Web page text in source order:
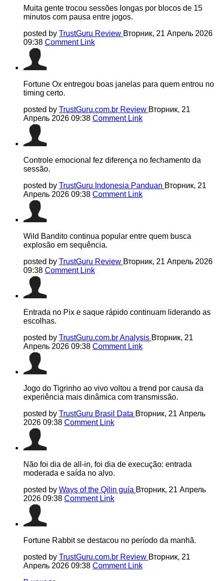
Muita gente trocou sessões longas por blocos de 15
minutos com pausa entre jogos.
posted by TrustGuru Review Вторник, 21 Апрель 2026
09:38 Comment Link
Fortune Ox entregou boas janelas para quem entrou no
timing certo.
posted by TrustGuru.com.br Review Вторник, 21
Апрель 2026 09:38 Comment Link
Controle emocional fez diferença no fechamento da
sessão.
posted by TrustGuru Indonesia Panduan Вторник, 21
Апрель 2026 09:38 Comment Link
Wild Bandito continua popular entre quem busca
explosão em sequência.
posted by TrustGuru Review Вторник, 21 Апрель 2026
09:38 Comment Link
Entrada no Pix e saque rápido continuam liderando as
escolhas.
posted by TrustGuru.com.br Analysis Вторник, 21
Апрель 2026 09:38 Comment Link
Jogo do Tigrinho ao vivo voltou a trend por causa da
experiência mais dinâmica com transmissão.
posted by TrustGuru Brasil Data Вторник, 21 Апрель
2026 09:38 Comment Link
Não foi dia de all-in, foi dia de execução: entrada
moderada e saída no alvo.
posted by Ways of the Qilin guía Вторник, 21 Апрель
2026 09:38 Comment Link
Fortune Rabbit se destacou no período da manhã.
posted by TrustGuru.com.br Review Вторник, 21
Апрель 2026 09:38 Comment Link